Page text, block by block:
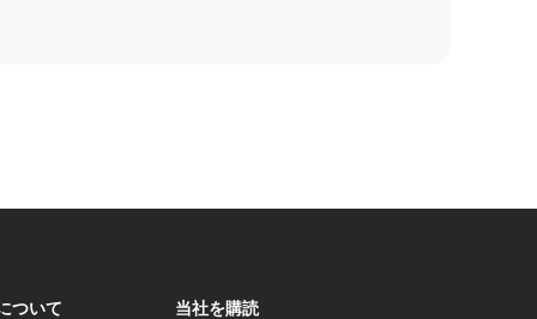
ついて 当社を購読